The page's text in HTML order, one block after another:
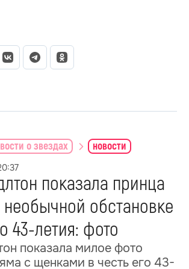
о звездах новости
показала принца
обстановке
43-летия: фото
показала милое фото
с щенками в честь его 43-